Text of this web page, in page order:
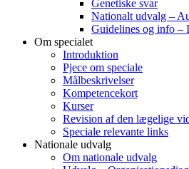
Genetiske svar
Nationalt udvalg –
Guidelines og info –
Om specialet
Introduktion
Pjece om speciale
Målbeskrivelser
Kompetencekort
Kurser
Revision af den lægelige
Speciale relevante links
Nationale udvalg
Om nationale udvalg